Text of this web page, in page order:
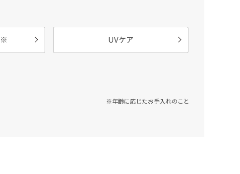
※ UVケア
※年齢に応じたお手入れのこと